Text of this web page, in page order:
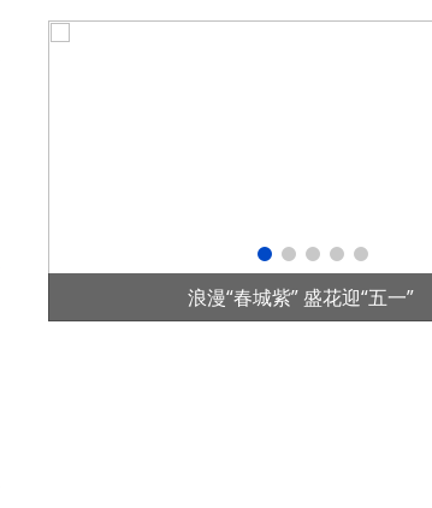
浪漫“春城紫” 盛花迎“五一”